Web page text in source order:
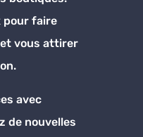
pour faire
vous attirer
avec
de nouvelles